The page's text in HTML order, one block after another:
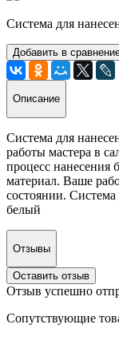
Система для
Добавить в
Описание
Система для
работы мастера в
процесс нанесения
материал. Ваше
состоянии. Система
белый
Отзывы
Оставить отзыв
Отзыв успешно
Сопутствующие